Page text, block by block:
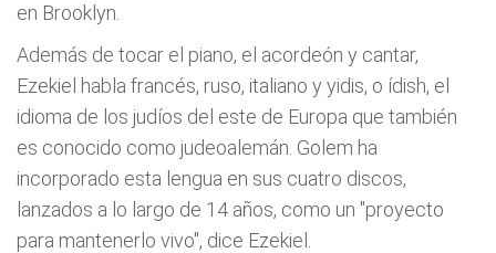
en Brooklyn.
Además de tocar el piano, el acordeón y cantar,
Ezekiel habla francés, ruso, italiano y yidis, o ídish, el
idioma de los judíos del este de Europa que también
es conocido como judeoalemán. Golem ha
incorporado esta lengua en sus cuatro discos,
lanzados a lo largo de 14 años, como un "proyecto
para mantenerlo vivo", dice Ezekiel.